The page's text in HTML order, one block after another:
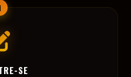
NÚMERO